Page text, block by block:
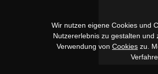
Wir nutzen eigene Cookies und
Nutzererlebnis zu gestalten
Verwendung von Cookies zu.